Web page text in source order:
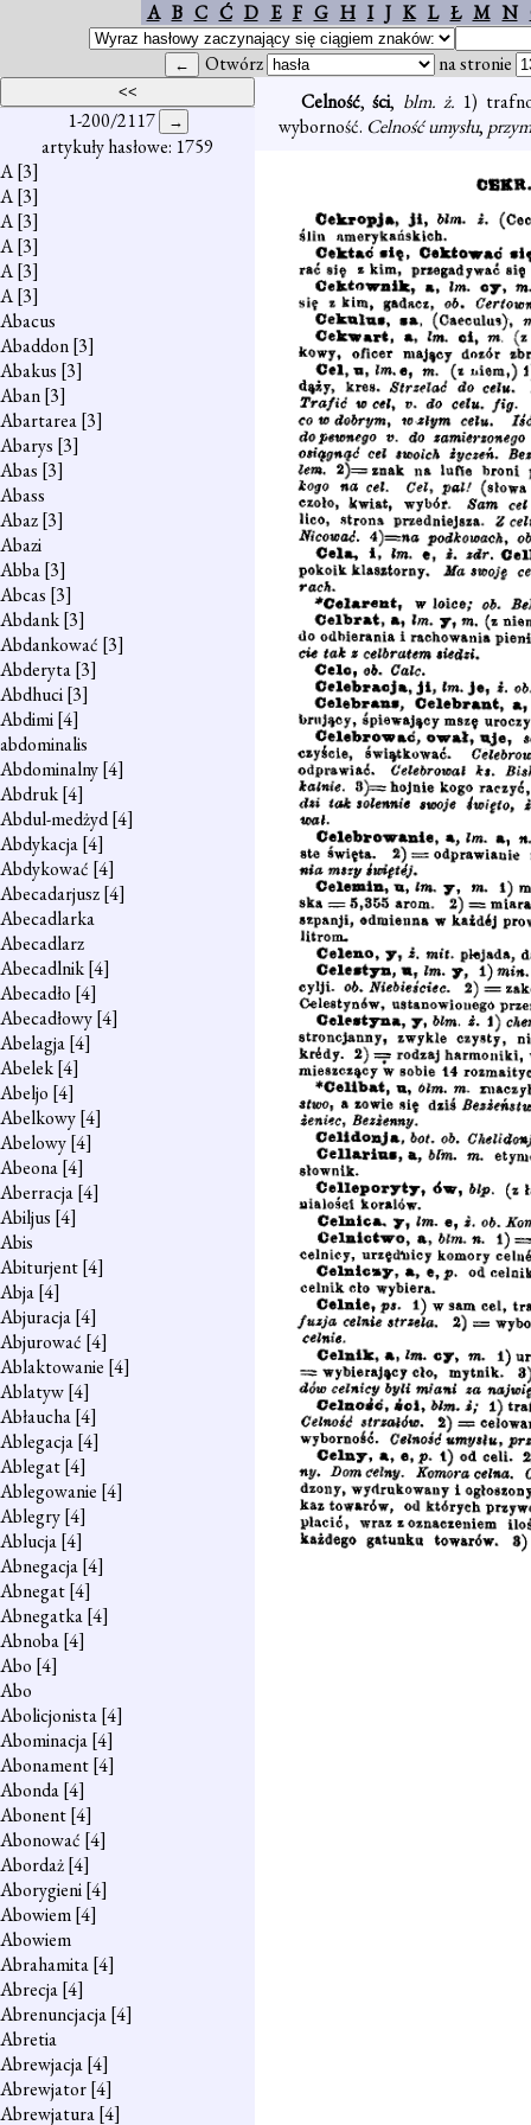
A B C Ć D E F G H I J K L Ł M N
Otwórz na stronie
1-200/2117
artykuły hasłowe: 1759
A[3]
A[3]
A[3]
A[3]
A[3]
A[3]
Abacus
Abaddon[3]
Abakus [3]
Aban[3]
Abartarea[3]
Abarys [3]
Abas [3]
Abass
Abaz[3]
Abazi
Abba[3]
Abcas [3]
Abdank[3]
Abdankować [3]
Abderyta[3]
Abdhuci[3]
Abdimi[4]
abdominalis
Abdominalny[4]
Abdruk[4]
Abdul-medżyd[4]
Abdykacja[4]
Abdykować [4]
Abecadarjusz[4]
Abecadlarka
Abecadlarz
Abecadlnik[4]
Abecadło [4]
Abecadłowy[4]
Abelagja[4]
Abelek[4]
Abeljo [4]
Abelkowy[4]
Abelowy[4]
Abeona[4]
Aberracja[4]
Abiljus [4]
Abis
Abiturjent[4]
Abja[4]
Abjuracja[4]
Abjurować [4]
Ablaktowanie [4]
Ablatyw[4]
Abłaucha[4]
Ablegacja[4]
Ablegat[4]
Ablegowanie [4]
Ablegry[4]
Ablucja[4]
Abnegacja[4]
Abnegat[4]
Abnegatka[4]
Abnoba[4]
Abo [4]
Abo
Abolicjonista[4]
Abominacja[4]
Abonament[4]
Abonda[4]
Abonent[4]
Abonować [4]
Abordaż[4]
Aborygieni[4]
Abowiem[4]
Abowiem
Abrahamita[4]
Abrecja[4]
Abrenuncjacja[4]
Abretia
Abrewjacja[4]
Abrewjator[4]
Abrewjatura[4]
Celność,ści, blm. ż. 1)
wyborność. Celność umysłu,